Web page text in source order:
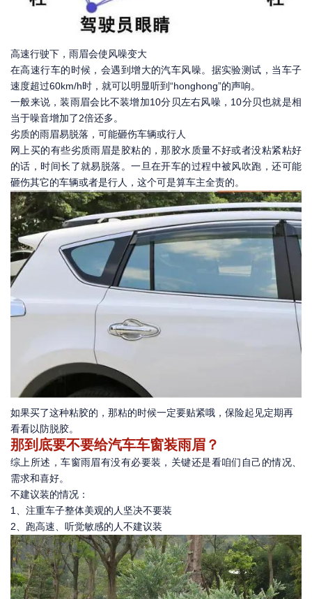
高速行驶下，雨眉会使风噪变大
在高速行车的时候，会遇到增大的汽车风噪。据实验测试，当车子
速度超过60km/h时，就可以明显听到“honghong”的声响。
一般来说，装雨眉会比不装增加10分贝左右风噪，10分贝也就是相
当于噪音增加了2倍还多。
劣质的雨眉易脱落，可能砸伤车辆或行人
网上买的有些劣质雨眉是胶粘的，那胶水质量不好或者没粘紧粘好
的话，时间长了就易脱落。一旦在开车的过程中被风吹跑，还可能
砸伤其它的车辆或者是行人，这个可是算车主全责的。
如果买了这种粘胶的，那粘的时候一定要贴紧哦，保险起见定期再
看看以防脱胶。
那到底要不要给汽车车窗装雨眉？
综上所述，车窗雨眉有没有必要装，关键还是看咱们自己的情况、
需求和喜好。
不建议装的情况：
1、注重车子整体美观的人坚决不要装
2、跑高速、听觉敏感的人不建议装